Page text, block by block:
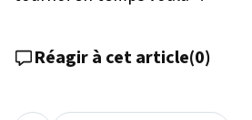
Réagir à cet article(0)